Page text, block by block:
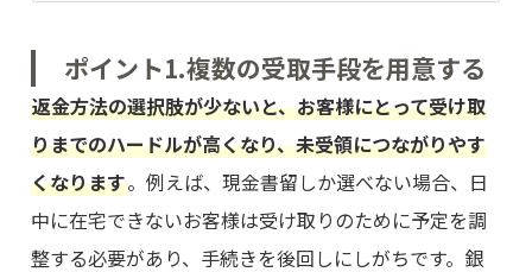
ポイント1.複数の受取手段を用意する
返金方法の選択肢が少ないと、お客様にとって受け取
りまでのハードルが高くなり、未受領につながりやす
くなります。例えば、現金書留しか選べない場合、日
中に在宅できないお客様は受け取りのために予定を調
整する必要があり、手続きを後回しにしがちです。銀